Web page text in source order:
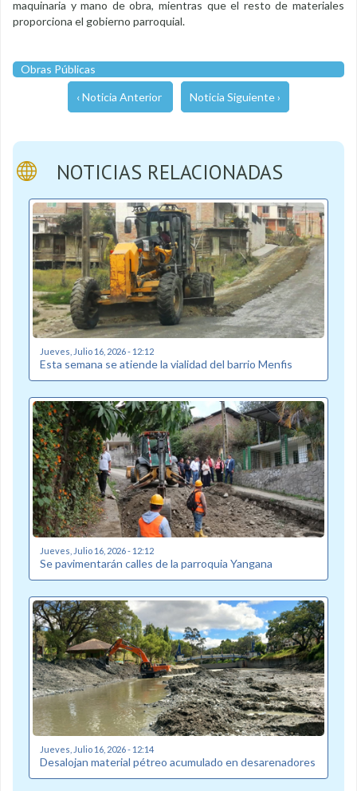
maquinaria y mano de obra, mientras que el resto de materiales
proporciona el gobierno parroquial.
Obras Públicas
‹ Noticia Anterior Noticia Siguiente ›
NOTICIAS RELACIONADAS
Jueves, Julio 16, 2026 - 12:12
Esta semana se atiende la vialidad del barrio Menfis
Jueves, Julio 16, 2026 - 12:12
Se pavimentarán calles de la parroquia Yangana
Jueves, Julio 16, 2026 - 12:14
Desalojan material pétreo acumulado en desarenadores